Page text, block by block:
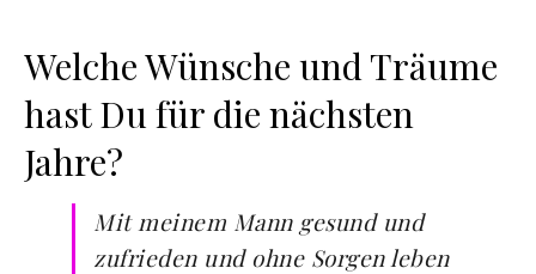
Welche Wünsche und Träume
hast Du für die nächsten
Jahre?
Mit meinem Mann gesund und
zufrieden und ohne Sorgen leben